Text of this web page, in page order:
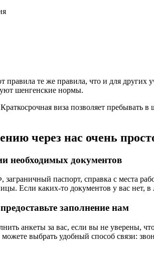
правила те же правила, что и для
шенгенские нормы.
виза позволяет пребывать
через нас очень
необходимых документов
паспорт, справка с места
Если каких-то документов у вас нет,
заполнение нам
анкеты за вас, если вы не уверены,
выбрать удобный способ связи: